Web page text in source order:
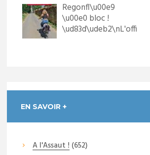
Regonfl\u00e9
\u00e0 bloc !
\ud83d\udeb2\nL'offi
EN SAVOIR +
A l'Assaut ! (652)